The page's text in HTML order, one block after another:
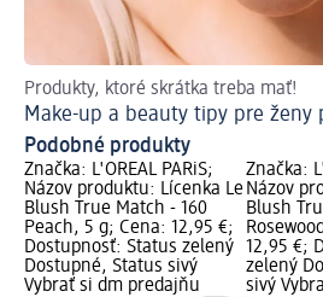
Produkty, ktoré skrátka treba mať!
Make-up a beauty tipy pre ženy
Podobné produkty
Značka: L'ORÉAL PARiS;
Názov produktu: Lícenka Le
Blush True Match - 160
Peach, 5 g; Cena: 12,95 €;
Dostupnosť: Status zelený
Dostupné, Status sivý
Vybrať si dm predajňu
Značka:
Názov
Blush
12,95 €;
zelený
sivý